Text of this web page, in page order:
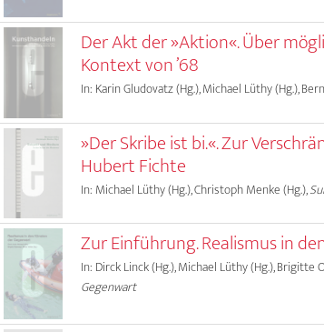
Der Akt der »Aktion«. Über
Kontext von ’68
In: Karin Gludovatz (Hg.), Michael Lüthy (Hg.),
»Der Skribe ist bi.«. Zur
Hubert Fichte
In: Michael Lüthy (Hg.), Christoph Menke (Hg.),
Zur Einführung. Realismus in
In: Dirck Linck (Hg.), Michael Lüthy (Hg.), Brigitte
Gegenwart